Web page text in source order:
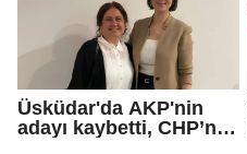
Üsküdar'da AKP'nin
adayı kaybetti, CHP’nin